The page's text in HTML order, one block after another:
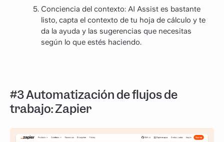
Conciencia del contexto: AI Assist es bastante
listo, capta el contexto de tu hoja de cálculo y te
da la ayuda y las sugerencias que necesitas
según lo que estés haciendo.
#3 Automatización de flujos de
trabajo: Zapier